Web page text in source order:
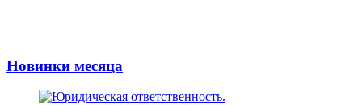
Новинки месяца